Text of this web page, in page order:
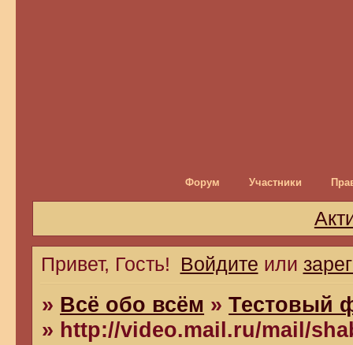
Форум Участники
Привет, Гость! Войдите или
» Всё обо всём »Тестовый
» http://video.mail.ru/mail/